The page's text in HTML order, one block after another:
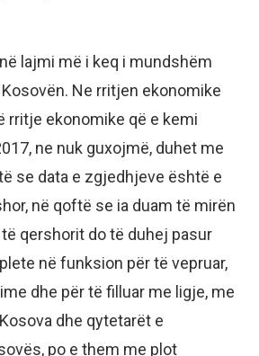
lajmi më i keq i mundshëm
Ne rritjen ekonomike
rritje ekonomike që e kemi
ne nuk guxojmë, duhet me
se data e zgjedhjeve është e
në qoftë se ia duam të mirën
qershorit do të duhej pasur
në funksion për të vepruar,
dhe për të filluar me ligje, me
dhe qytetarët e
po e them me plot